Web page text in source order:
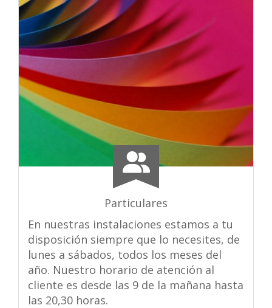
Particulares
En nuestras instalaciones estamos a tu
disposición siempre que lo necesites, de
lunes a sábados, todos los meses del
año. Nuestro horario de atención al
cliente es desde las 9 de la mañana hasta
las 20,30 horas.